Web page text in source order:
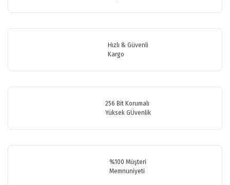
Ürün resmi kalitesiz, bozuk veya görüntülenemiyor.
Ürün fiyatı diğer sitelerden daha pahalı.
Hızlı & Güvenli
Kargo
256 Bit Korumalı
Yüksek GÜvenlik
%100 Müşteri
Memnuniyeti